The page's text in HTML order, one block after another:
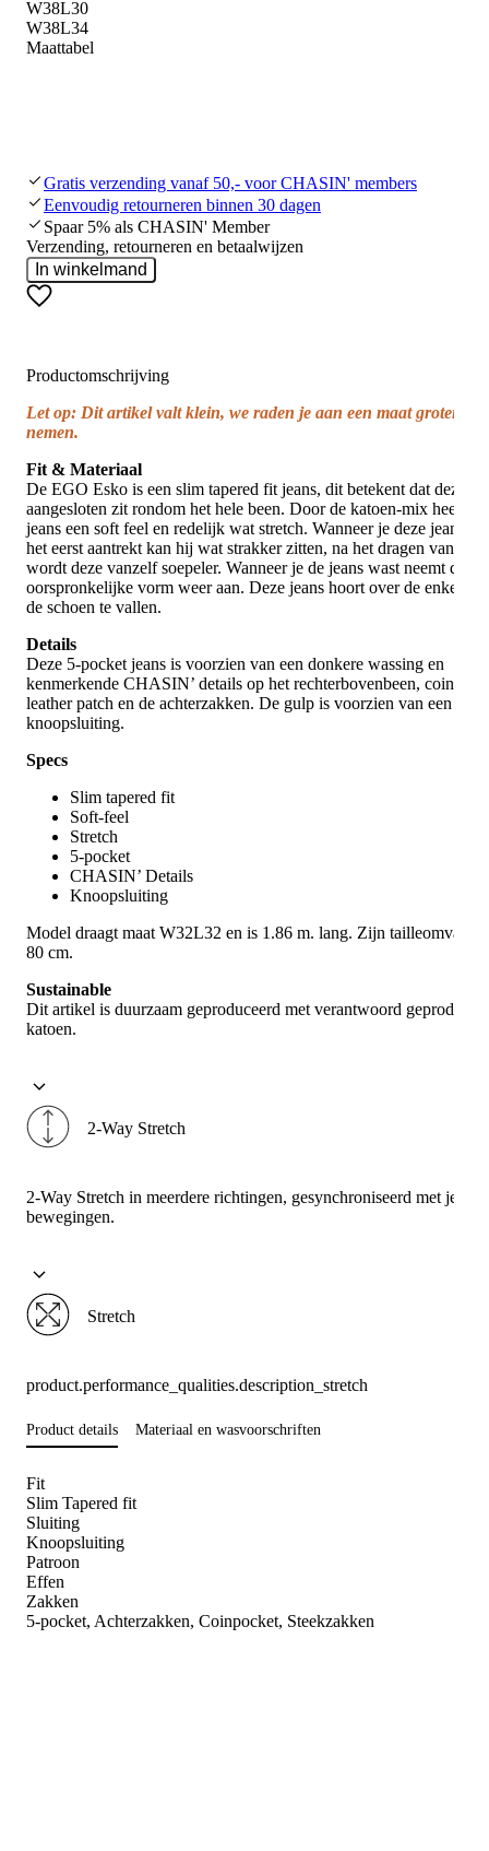
W38L30
W38L34
Maattabel
Gratis verzending vanaf 50,- voor CHASIN' members
Eenvoudig retourneren binnen 30 dagen
Spaar 5% als CHASIN' Member
Verzending, retourneren en betaalwijzen
In winkelmand
Productomschrijving
Let op: Dit artikel valt klein, we raden je aan een maat groter te
nemen.
Fit & Materiaal
De EGO Esko is een slim tapered fit jeans, dit betekent dat deze
aangesloten zit rondom het hele been. Door de katoen-mix heeft
jeans een soft feel en redelijk wat stretch. Wanneer je deze jeans
het eerst aantrekt kan hij wat strakker zitten, na het dragen van de
wordt deze vanzelf soepeler. Wanneer je de jeans wast neemt deze
oorspronkelijke vorm weer aan. Deze jeans hoort over de enkels
de schoen te vallen.
Details
Deze 5-pocket jeans is voorzien van een donkere wassing en
kenmerkende CHASIN’ details op het rechterbovenbeen,
leather patch en de achterzakken. De gulp is voorzien van een
knoopsluiting.
Specs
Slim tapered fit
Soft-feel
Stretch
5-pocket
CHASIN’ Details
Knoopsluiting
Model draagt maat W32L32 en is 1.86 m. lang. Zijn tailleomvang
80 cm.
Sustainable
Dit artikel is duurzaam geproduceerd met verantwoord
katoen.
2-Way Stretch
2-Way Stretch in meerdere richtingen, gesynchroniseerd met je
bewegingen.
Stretch
product.performance_qualities.description_stretch
Product details Materiaal en wasvoorschriften
Fit
Slim Tapered fit
Sluiting
Knoopsluiting
Patroon
Effen
Zakken
5-pocket, Achterzakken, Coinpocket, Steekzakken